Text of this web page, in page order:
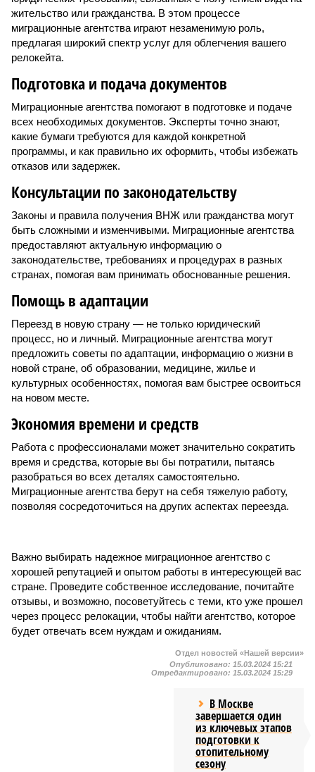
жительство или гражданства. В этом процессе
миграционные агентства играют незаменимую роль,
предлагая широкий спектр услуг для облегчения вашего
релокейта.
Подготовка и подача документов
Миграционные агентства помогают в подготовке и подаче
всех необходимых документов. Эксперты точно знают,
какие бумаги требуются для каждой конкретной
программы, и как правильно их оформить, чтобы избежать
отказов или задержек.
Консультации по законодательству
Законы и правила получения ВНЖ или гражданства могут
быть сложными и изменчивыми. Миграционные агентства
предоставляют актуальную информацию о
законодательстве, требованиях и процедурах в разных
странах, помогая вам принимать обоснованные решения.
Помощь в адаптации
Переезд в новую страну — не только юридический
процесс, но и личный. Миграционные агентства могут
предложить советы по адаптации, информацию о жизни в
новой стране, об образовании, медицине, жилье и
культурных особенностях, помогая вам быстрее освоиться
на новом месте.
Экономия времени и средств
Работа с профессионалами может значительно сократить
время и средства, которые вы бы потратили, пытаясь
разобраться во всех деталях самостоятельно.
Миграционные агентства берут на себя тяжелую работу,
позволяя сосредоточиться на других аспектах переезда.
Важно выбирать надежное миграционное агентство с
хорошей репутацией и опытом работы в интересующей вас
стране. Проведите собственное исследование, почитайте
отзывы, и возможно, посоветуйтесь с теми, кто уже прошел
через процесс релокации, чтобы найти агентство, которое
будет отвечать всем нуждам и ожиданиям.
Отдел новостей «Нашей версии»
Опубликовано: 15.03.2024 15:21
Отредактировано: 15.03.2024 15:29
В Москве
завершается один
из ключевых этапов
подготовки к
отопительному
сезону